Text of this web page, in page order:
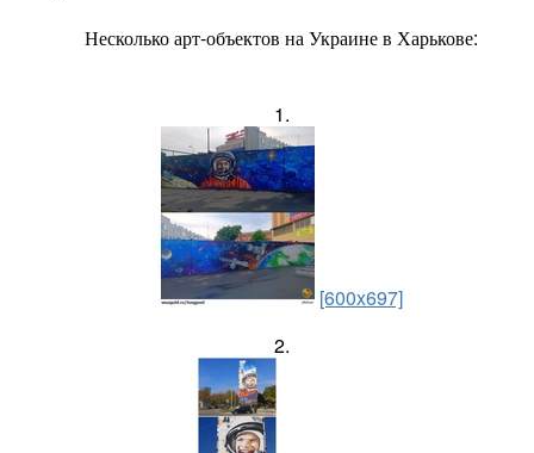
Несколько арт-объектов на Украине в Харькове:
1.
[600x697]
2.